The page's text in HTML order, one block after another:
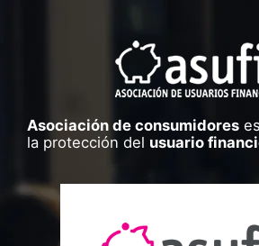
Asociación de consumidores
la protección del usuario